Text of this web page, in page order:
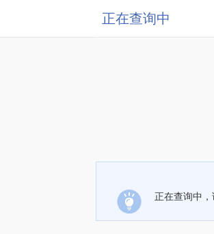
正在查询中
正在查询中